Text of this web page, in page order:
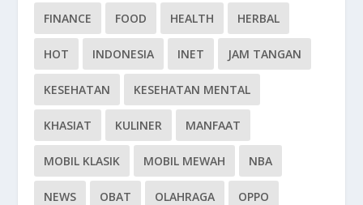
FINANCE FOOD HEALTH HERBAL
HOT INDONESIA INET JAM TANGAN
KESEHATAN KESEHATAN MENTAL
KHASIAT KULINER MANFAAT
MOBIL KLASIK MOBIL MEWAH NBA
NEWS OBAT OLAHRAGA OPPO